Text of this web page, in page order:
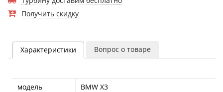
Получить скидку
Характеристики Вопрос о товаре
модель
BMW X3